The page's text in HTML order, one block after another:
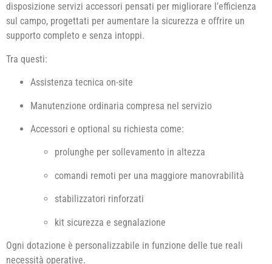
disposizione servizi accessori pensati per migliorare l’efficienza
sul campo, progettati per aumentare la sicurezza e offrire un
supporto completo e senza intoppi.
Tra questi:
Assistenza tecnica on-site
Manutenzione ordinaria compresa nel servizio
Accessori e optional su richiesta come:
prolunghe per sollevamento in altezza
comandi remoti per una maggiore manovrabilità
stabilizzatori rinforzati
kit sicurezza e segnalazione
Ogni dotazione è personalizzabile in funzione delle tue reali
necessità operative.